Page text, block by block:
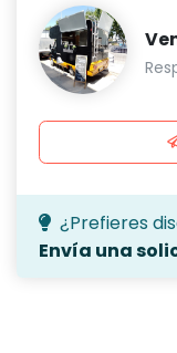
¿Prefieres
Envía una